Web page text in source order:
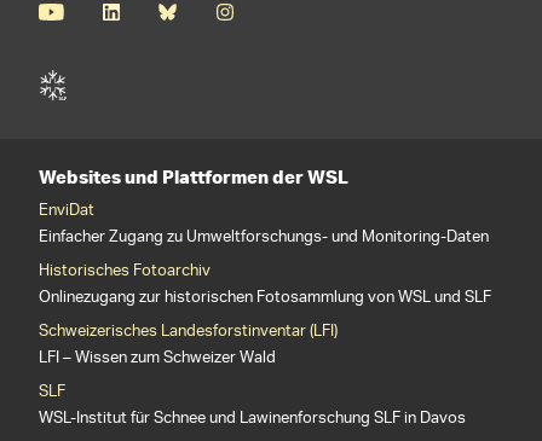
Websites und Plattformen der WSL
EnviDat
Einfacher Zugang zu Umweltforschungs- und Monitoring-Daten
Historisches Fotoarchiv
Onlinezugang zur historischen Fotosammlung von WSL und SLF
Schweizerisches Landesforstinventar (LFI)
LFI – Wissen zum Schweizer Wald
SLF
WSL-Institut für Schnee und Lawinenforschung SLF in Davos